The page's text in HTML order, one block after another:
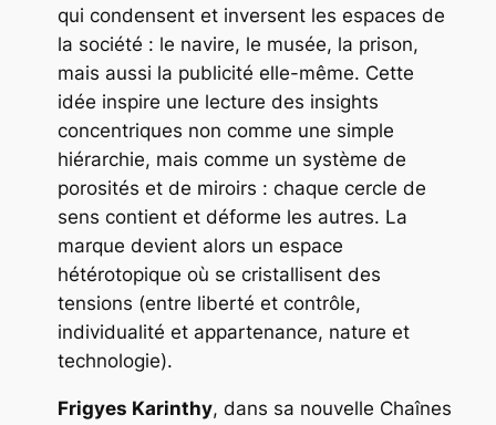
qui condensent et inversent les espaces de
la société : le navire, le musée, la prison,
mais aussi la publicité elle-même. Cette
idée inspire une lecture des insights
concentriques non comme une simple
hiérarchie, mais comme un système de
porosités et de miroirs : chaque cercle de
sens contient et déforme les autres. La
marque devient alors un espace
hétérotopique où se cristallisent des
tensions (entre liberté et contrôle,
individualité et appartenance, nature et
technologie).
Frigyes Karinthy, dans sa nouvelle Chaînes